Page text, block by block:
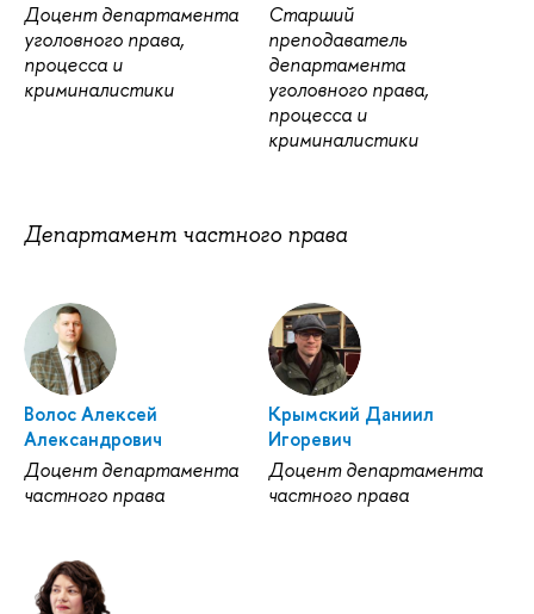
Доцент департамента
уголовного права,
процесса и
криминалистики
Старший
преподаватель
департамента
уголовного права,
процесса и
криминалистики
Департамент частного права
Волос Алексей
Александрович
Доцент департамента
частного права
Крымский Даниил
Игоревич
Доцент департамента
частного права